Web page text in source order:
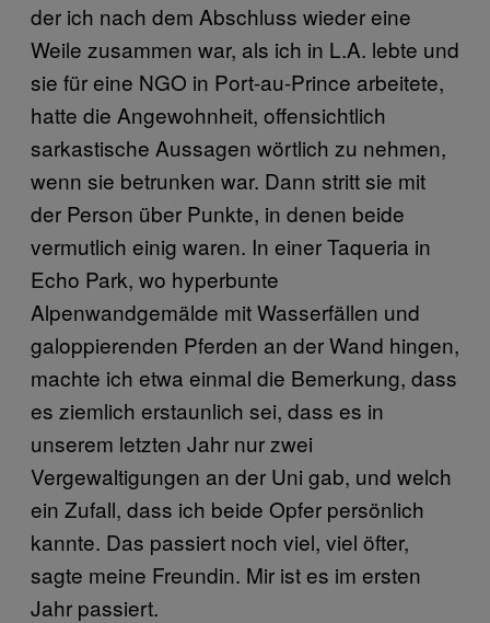
der ich nach dem Abschluss wieder eine
Weile zusammen war, als ich in L.A. lebte und
sie für eine NGO in Port-au-Prince arbeitete,
hatte die Angewohnheit, offensichtlich
sarkastische Aussagen wörtlich zu nehmen,
wenn sie betrunken war. Dann stritt sie mit
der Person über Punkte, in denen beide
vermutlich einig waren. In einer Taqueria in
Echo Park, wo hyperbunte
Alpenwandgemälde mit Wasserfällen und
galoppierenden Pferden an der Wand hingen,
machte ich etwa einmal die Bemerkung, dass
es ziemlich erstaunlich sei, dass es in
unserem letzten Jahr nur zwei
Vergewaltigungen an der Uni gab, und welch
ein Zufall, dass ich beide Opfer persönlich
kannte. Das passiert noch viel, viel öfter,
sagte meine Freundin. Mir ist es im ersten
Jahr passiert.